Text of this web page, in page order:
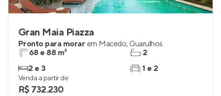
Gran Maia Piazza
Pronto para morar em Macedo, Guarulhos
68 e 88 m²
2 e 3
2
1 e 2
Venda a partir de
R$ 732.230